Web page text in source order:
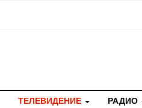
ТЕЛЕВИДЕНИЕ РАДИО